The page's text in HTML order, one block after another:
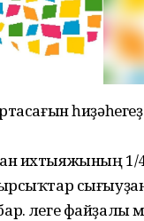
ихтыяжының
Әлеге файҙалы